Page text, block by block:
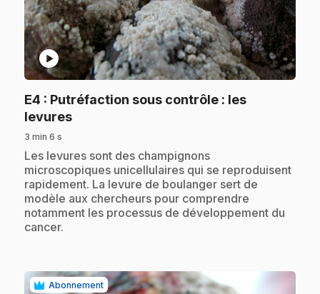
play_circle
E4 : Putréfaction sous contrôle : les
levures.
3 min 6 s
.Les levures sont des champignons
microscopiques unicellulaires qui se reproduisent
rapidement. La levure de boulanger sert de
modèle aux chercheurs pour comprendre
notamment les processus de développement du
cancer.
Abonnement